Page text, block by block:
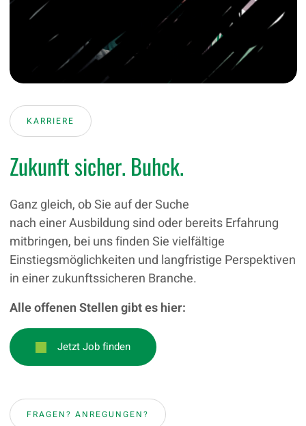
KARRIERE
Zukunft sicher. Buhck.
Ganz gleich, ob Sie auf der Suche
nach einer Ausbildung sind oder bereits Erfahrung
mitbringen, bei uns finden Sie vielfältige
Einstiegsmöglichkeiten und langfristige Perspektiven
in einer zukunftssicheren Branche.
Alle offenen Stellen gibt es hier:
Jetzt Job finden
FRAGEN? ANREGUNGEN?